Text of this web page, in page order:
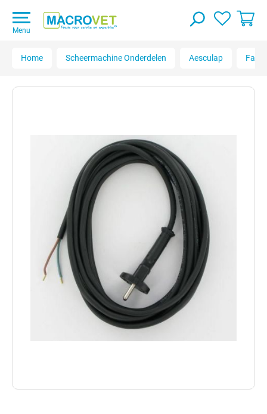
Menu
Home Scheermachine Onderdelen Aesculap